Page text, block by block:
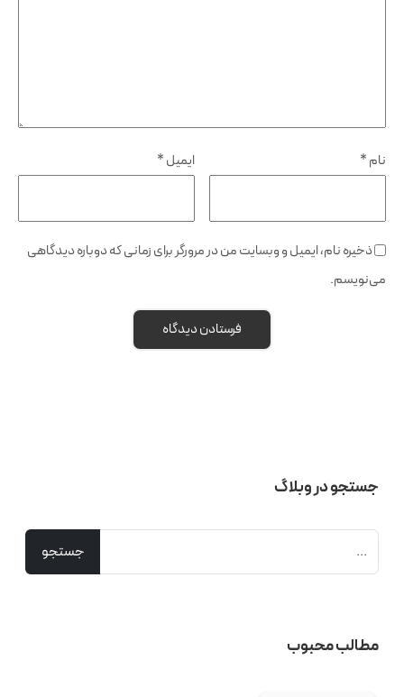
نام* ایمیل*
ذخیره نام، ایمیل و وبسایت من در مرورگر برای زمانی که دوباره دیدگاهی
می‌نویسم.
جستجو در وبلاگ
مطالب محبوب